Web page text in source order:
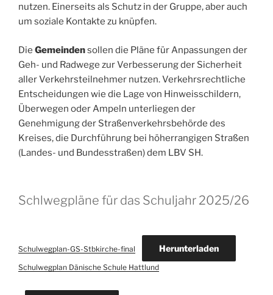
nutzen. Einerseits als Schutz in der Gruppe, aber auch
um soziale Kontakte zu knüpfen.
Die Gemeindensollen die Pläne für Anpassungen der
Geh- und Radwege zur Verbesserung der Sicherheit
aller Verkehrsteilnehmer nutzen. Verkehrsrechtliche
Entscheidungen wie die Lage von Hinweisschildern,
Überwegen oder Ampeln unterliegen der
Genehmigung der Straßenverkehrsbehörde des
Kreises, die Durchführung bei höherrangigen Straßen
(Landes- und Bundesstraßen) dem LBV SH.
Schlwegpläne für das Schuljahr 2025/26
Schulwegplan-GS-Stbkirche-final Herunterladen
Schulwegplan Dänische Schule Hattlund